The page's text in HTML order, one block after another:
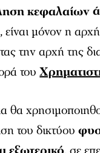
κεφαλαίων
μόνον η
την αρχή της
του
θα
του δικτύου